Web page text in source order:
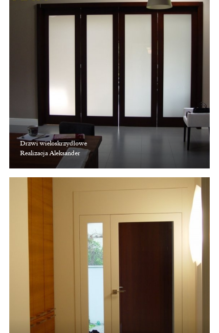
Drzwi wieloskrzydłowe
Realizacja Aleksander